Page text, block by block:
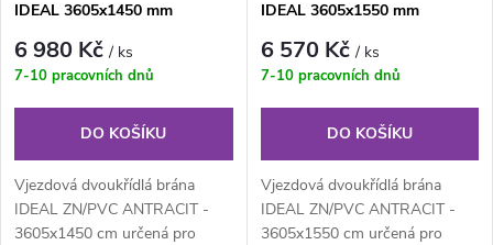
IDEAL 3605x1450 mm
6 980 Kč/ ks
7-10 pracovních dnů
DO KOŠÍKU
Vjezdová dvoukřídlá brána
IDEAL ZN/PVC ANTRACIT -
3605x1450 cm určená pro
IDEAL 3605x1550 mm
6 570 Kč/ ks
7-10 pracovních dnů
DO KOŠÍKU
Vjezdová dvoukřídlá brána
IDEAL ZN/PVC ANTRACIT -
3605x1550 cm určená pro